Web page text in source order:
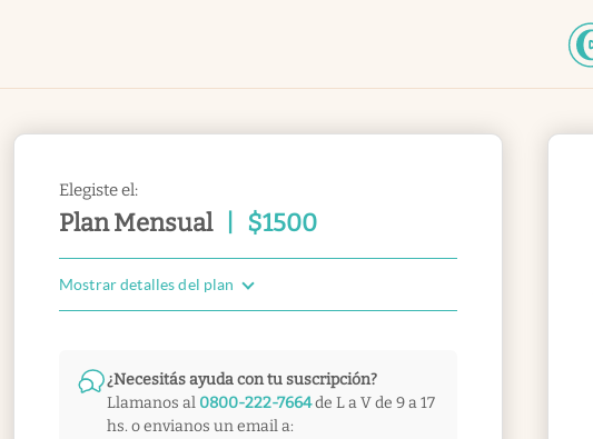
Elegiste el:
Plan Mensual $1500
Mostrar detalles del plan
¿Necesitás ayuda con tu suscripción?
Llamanos al 0800-222-7664de L a V de 9 a 17
hs. o envianos un email a: